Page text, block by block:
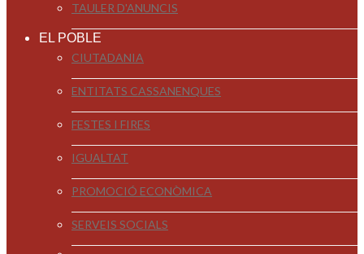
TAULER D'ANUNCIS
EL POBLE
CIUTADANIA
ENTITATS CASSANENQUES
FESTES I FIRES
IGUALTAT
PROMOCIÓ ECONÒMICA
SERVEIS SOCIALS